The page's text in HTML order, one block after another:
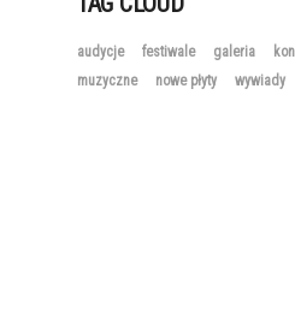
audycje festiwale galeria
muzyczne
nowe płyty wywiady